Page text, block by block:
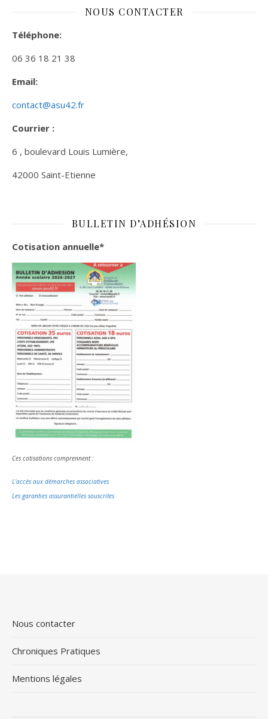
NOUS CONTACTER
Téléphone:
06 36 18 21 38
Email:
contact@asu42.fr
Courrier :
6 , boulevard Louis Lumière,
42000 Saint-Etienne
BULLETIN D’ADHÉSION
Cotisation annuelle*
Ces cotisations comprennent :
L’accès aux démarches associatives
Les garanties assurantielles souscrites
Nous contacter
Chroniques Pratiques
Mentions légales